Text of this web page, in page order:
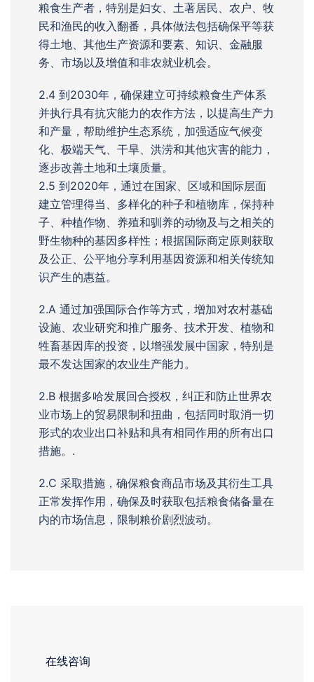
粮食生产者，特别是妇女、土著居民、农户、牧
民和渔民的收入翻番，具体做法包括确保平等获
得土地、其他生产资源和要素、知识、金融服
务、市场以及增值和非农就业机会。
2.4 到2030年，确保建立可持续粮食生产体系
并执行具有抗灾能力的农作方法，以提高生产力
和产量，帮助维护生态系统，加强适应气候变
化、极端天气、干旱、洪涝和其他灾害的能力，
逐步改善土地和土壤质量。
2.5 到2020年，通过在国家、区域和国际层面
建立管理得当、多样化的种子和植物库，保持种
子、种植作物、养殖和驯养的动物及与之相关的
野生物种的基因多样性；根据国际商定原则获取
及公正、公平地分享利用基因资源和相关传统知
识产生的惠益。
2.A 通过加强国际合作等方式，增加对农村基础
设施、农业研究和推广服务、技术开发、植物和
牲畜基因库的投资，以增强发展中国家，特别是
最不发达国家的农业生产能力。
2.B 根据多哈发展回合授权，纠正和防止世界农
业市场上的贸易限制和扭曲，包括同时取消一切
形式的农业出口补贴和具有相同作用的所有出口
措施。.
2.C 采取措施，确保粮食商品市场及其衍生工具
正常发挥作用，确保及时获取包括粮食储备量在
内的市场信息，限制粮价剧烈波动。
在线咨询